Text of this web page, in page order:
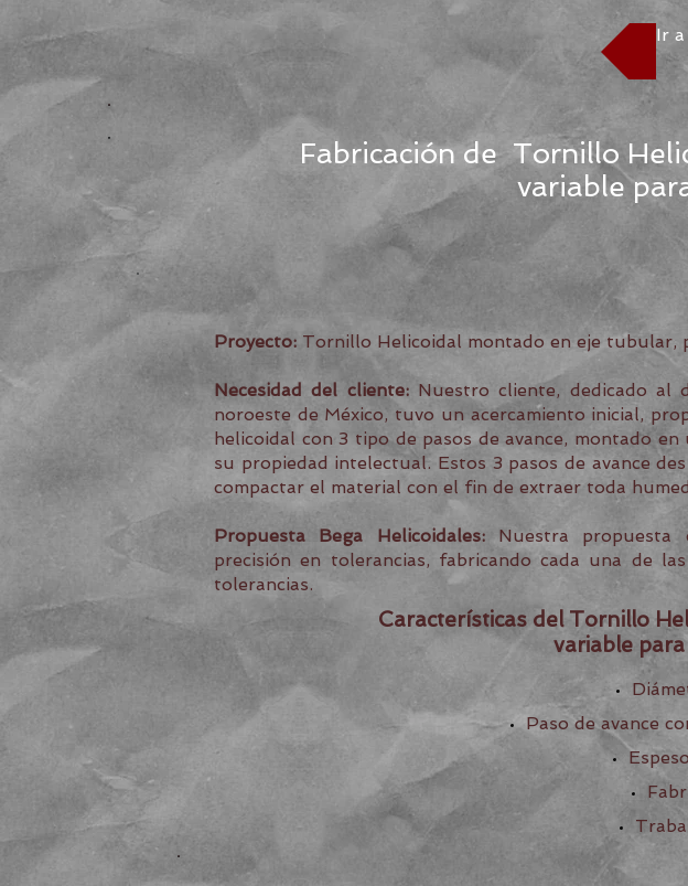
Ir
Fabricación de Tornillo
variable
Proyecto: Tornillo Helicoidal montado en eje tubular,
Necesidad del cliente:Nuestro cliente, dedicado al
noroeste de México, tuvo un acercamiento inicial,
helicoidal con 3 tipo de pasos de avance, montado
su propiedad intelectual. Estos 3 pasos de avance
compactar el material con el fin de extraer toda
Propuesta Bega Helicoidales:Nuestra propuesta
precisión en tolerancias, fabricando cada una de
tolerancias.
Características del Tornillo
variable
Paso de avance